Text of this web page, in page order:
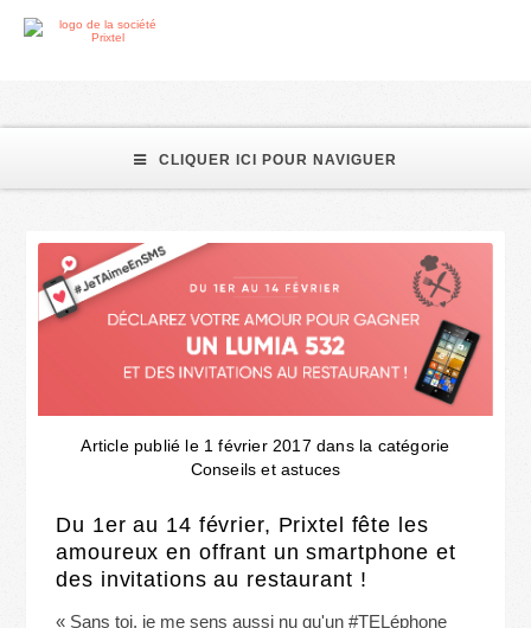
CLIQUER ICI POUR NAVIGUER
Article publié le 1 février 2017 dans la catégorie
Conseils et astuces
Du 1er au 14 février, Prixtel fête les
amoureux en offrant un smartphone et
des invitations au restaurant !
« Sans toi, je me sens aussi nu qu'un #TELéphone